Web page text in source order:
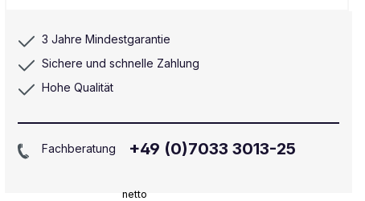
netto
3 Jahre Mindestgarantie
Sichere und schnelle Zahlung
Hohe Qualität
Fachberatung +49 (0)7033 3013-25